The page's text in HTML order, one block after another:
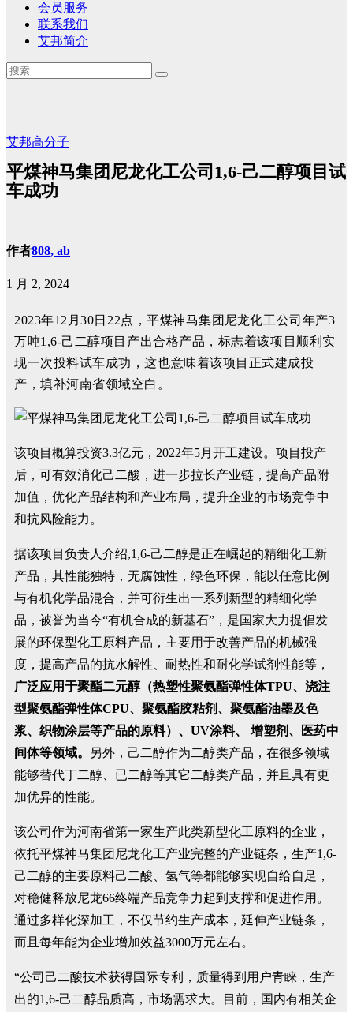
会员服务
联系我们
艾邦简介
艾邦高分子
平煤神马集团尼龙化工公司1,6-己二醇项目试
车成功
作者808, ab
1 月 2, 2024
2023年12月30日22点，平煤神马集团 尼龙化工公司年产3
万吨1,6-己二醇项目产出合格产品，标志着该项目顺利实
现一次投料试车成功，这也意味着该项目正式建成投
产，填补河南省领域空白。
该项目概算投资3.3亿元，2022年5月开工建设。项目投产
后，可有效消化己二酸，进一步拉长产业链，提高产品附
加值，优化产品结构和产业布局，提升企业的市场竞争中
和抗风险能力。
据该项目负责人介绍,1,6-己二醇是正在崛起的精细化工新
产品，其性能独特，无腐蚀性，绿色环保，能以任意比例
与有机化学品混合，并可衍生出一系列新型的精细化学
品，被誉为当今“有机合成的新基石”，是国家大力提倡发
展的环保型化工原料产品，主要用于改善产品的机械强
度，提高产品的抗水解性、耐热性和耐化学试剂性能等，
广泛应用于聚酯二元醇（热塑性聚氨酯弹性体TPU、浇注
型聚氨酯弹性体CPU、聚氨酯胶粘剂、聚氨酯油墨及色
浆、织物涂层等产品的原料）、UV涂料、 增塑剂、医药中
间体等领域。
另外，己二醇作为二醇类产品，在很多领域
能够替代丁二醇、已二醇等其它二醇类产品，并且具有更
加优异的性能。
该公司作为河南省第一家生产此类新型化工原料的企业，
依托平煤神马集团尼龙化工产业完整的产业链条，生产1,6-
己二醇的主要原料己二酸、氢气等都能够实现自给自足，
对稳健释放尼龙66终端产品竞争力起到支撑和促进作用。
通过多样化深加工，不仅节约生产成本，延伸产业链条，
而且每年能为企业增加效益3000万元左右。
“公司己二酸技术获得国际专利，质量得到用户青睐，生产
出的1,6-己二醇品质高，市场需求大。目前，国内有相关企